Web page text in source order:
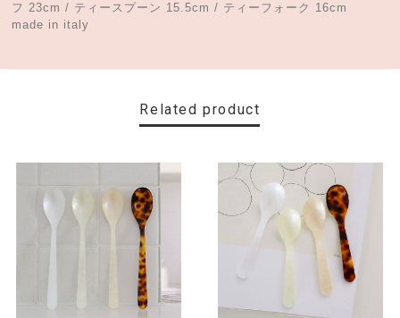
フ 23cm / ティースプーン 15.5cm / ティーフォーク 16cm
made in italy
Related product